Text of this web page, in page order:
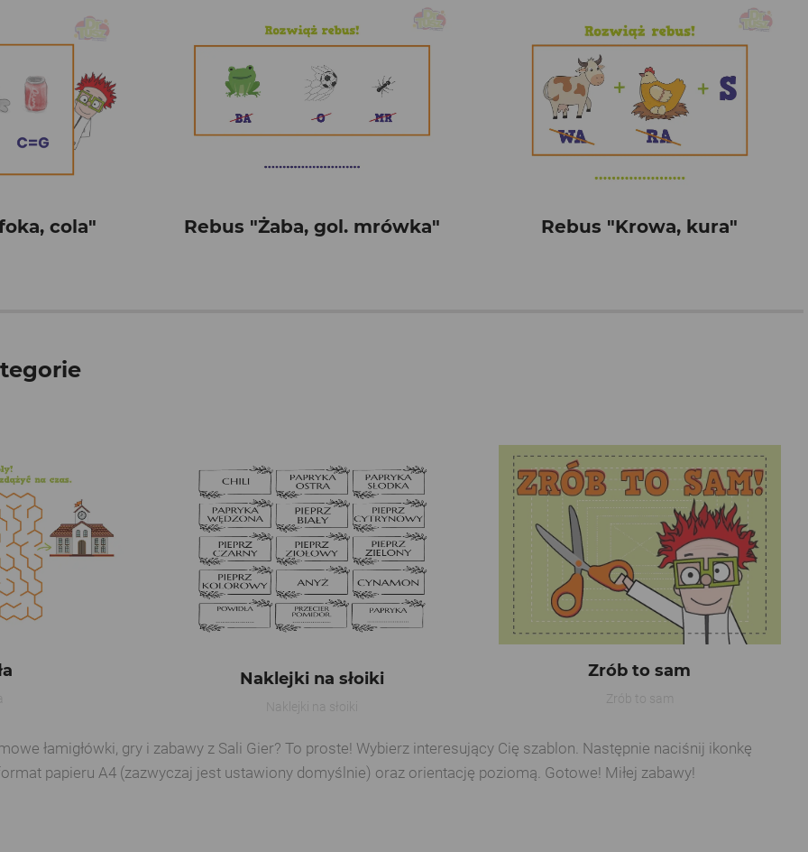
cola" Rebus "Żaba, gol. mrówka" Rebus "Krowa, kura"
Naklejki na słoiki
Naklejki na słoiki
Zrób to sam
Zrób to sam
łamigłówki, gry i zabawy z Sali Gier? To proste! Wybierz interesujący Cię szablon. Następnie naciśnij ikonkę
papieru A4 (zazwyczaj jest ustawiony domyślnie) oraz orientację poziomą. Gotowe! Miłej zabawy!